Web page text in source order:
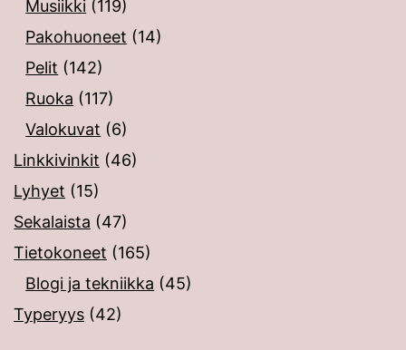
Musiikki (119)
Pakohuoneet (14)
Pelit (142)
Ruoka (117)
Valokuvat (6)
Linkkivinkit (46)
Lyhyet (15)
Sekalaista (47)
Tietokoneet (165)
Blogi ja tekniikka (45)
Typeryys (42)